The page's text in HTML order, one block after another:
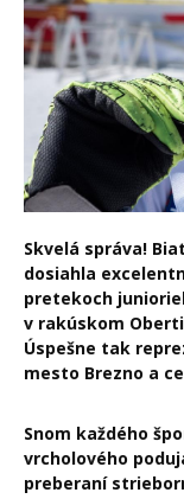
Skvelá správa! B
dosiahla
pretekoch
v rakúskom
Úspešne tak
mesto Brezno a
Snom každého
vrcholového
preberaní